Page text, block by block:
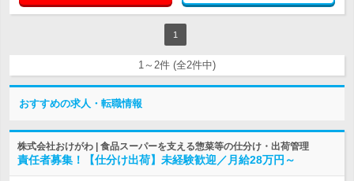
1
1～2件 (全2件中)
おすすめの求人・転職情報
株式会社おけがわ | 食品スーパーを支える惣菜等の仕分け・出荷管理
責任者募集！【仕分け出荷】未経験歓迎／月給28万円～